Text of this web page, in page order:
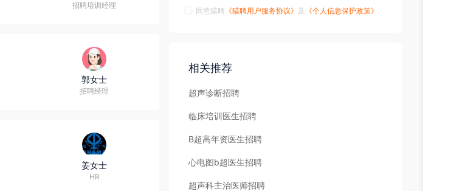
招聘培训经理
郭女士
招聘经理
姜女士
HR
同意猎聘 《猎聘用户服务协议》 及 《个人信息保护政策》
相关推荐
超声诊断招聘
临床培训医生招聘
B超高年资医生招聘
心电图b超医生招聘
超声科主治医师招聘